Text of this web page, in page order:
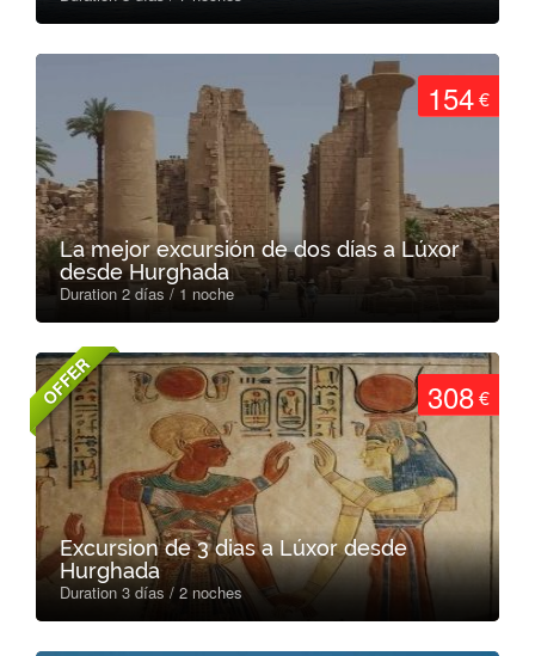
154€
La mejor excursión de dos días a Lúxor
desde Hurghada
Duration 2 días / 1 noche
OFFER 308€
Excursion de 3 dias a Lúxor desde
Hurghada
Duration 3 días / 2 noches